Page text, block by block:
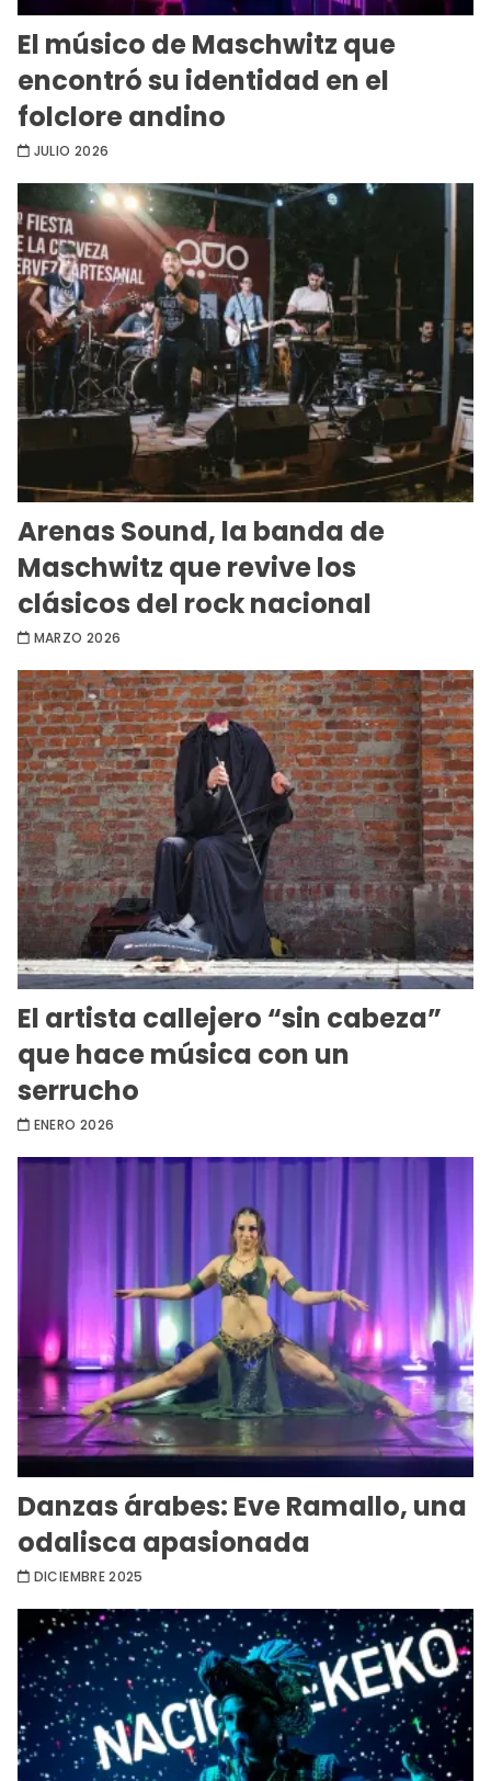
El músico de Maschwitz que
encontró su identidad en el
folclore andino
JULIO 2026
Arenas Sound, la banda de
Maschwitz que revive los
clásicos del rock nacional
MARZO 2026
El artista callejero “sin cabeza”
que hace música con un
serrucho
ENERO 2026
Danzas árabes: Eve Ramallo, una
odalisca apasionada
DICIEMBRE 2025